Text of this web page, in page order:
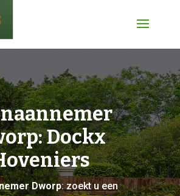
Dockx
Dworp: zoekt u een